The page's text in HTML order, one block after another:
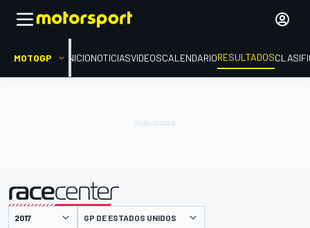
MOTOGP INICIONOTICIASVIDEOSCALENDARIORESULTADOS
presentado por GP DE ESTADOS UNIDOS